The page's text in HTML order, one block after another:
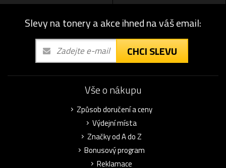
Slevy na tonery a akce ihned na váš email:
CHCI SLEVU
Vše o nákupu
Způsob doručení a ceny
Výdejní místa
Značky od A do Z
Bonusový program
Reklamace